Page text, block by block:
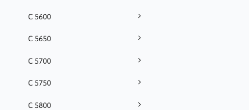
C 5600
C 5650
C 5700
C 5750
C 5800